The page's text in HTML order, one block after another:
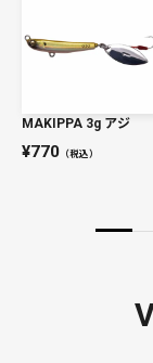
MAKIPPA 3g アジ
770 （税込）